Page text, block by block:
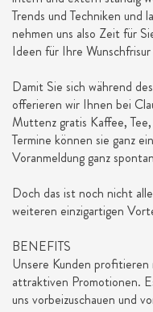
Trends und Techniken und
nehmen uns also Zeit für
Ideen für Ihre
Damit Sie sich während
offerieren wir Ihnen bei
Muttenz gratis Kaffee,
Termine können sie ganz
Voranmeldung ganz
Doch das ist noch nicht
weiteren einzigartigen
BENEFITS
Unsere Kunden profitieren
attraktiven Promotionen.
uns vorbeizuschauen und